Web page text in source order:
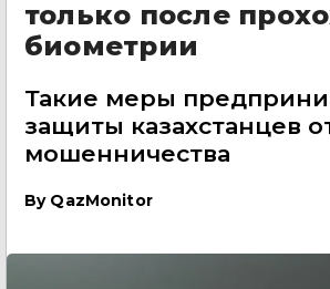
только после
биометрии
Такие меры
защиты казахстанцев
мошенничества
By QazMonitor